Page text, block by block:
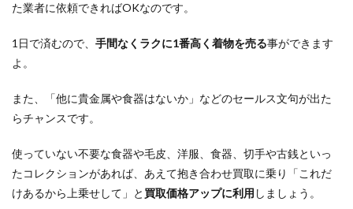
た業者に依頼できればOKなのです。
1日で済むので、 手間なくラクに1番高く着物を売る事ができます
よ。
また、「他に貴金属や食器はないか」などのセールス文句が出た
らチャンスです。
使っていない不要な食器や毛皮、洋服、食器、切手や古銭といっ
たコレクションがあれば、あえて抱き合わせ買取に乗り「これだ
けあるから上乗せして」と 買取価格アップに利用 しましょう。